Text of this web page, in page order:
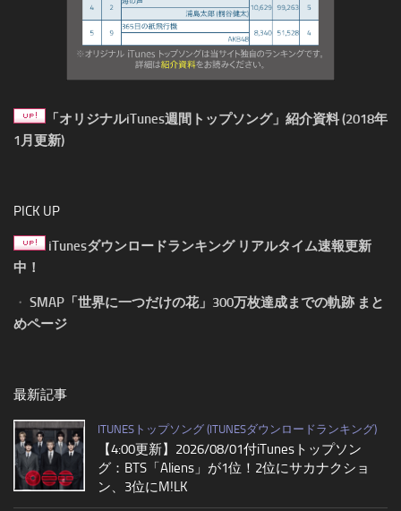
「オリジナルiTunes週間トップソング」紹介資料 (2018年
1月更新)
PICK UP
iTunesダウンロードランキング リアルタイム速報更新
中！
・ SMAP「世界に一つだけの花」300万枚達成までの軌跡 まと
めページ
最新記事
ITUNESトップソング (ITUNESダウンロードランキング)
【4:00更新】2026/08/01付iTunesトップソン
グ：BTS「Aliens」が1位！2位にサカナクショ
ン、3位にM!LK